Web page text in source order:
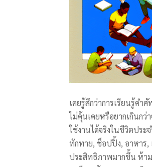
เคยรู้สึกว่าการเรียนรู้ค
ไม่คุ้นเคยหรือยากเกินก
ใช้งานได้จริงในชีวิตปร
ทักทาย, ช็อปปิ้ง, อาหาร
ประสิทธิภาพมากขึ้น ห้า